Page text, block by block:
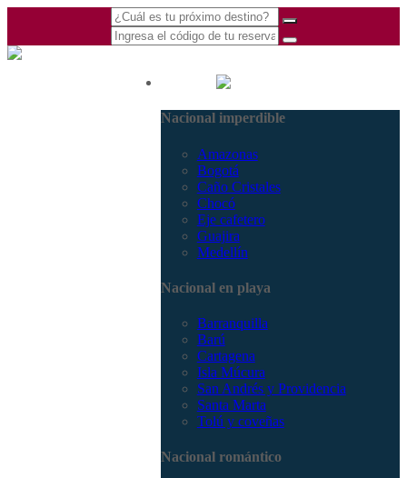
Nacional imperdible
Amazonas
Bogotá
Caño Cristales
Chocó
Eje cafetero
Guajira
Medellín
Nacional en playa
Barranquilla
Barú
Cartagena
Isla Múcura
San Andrés y Providencia
Santa Marta
Tolú y coveñas
Nacional romántico